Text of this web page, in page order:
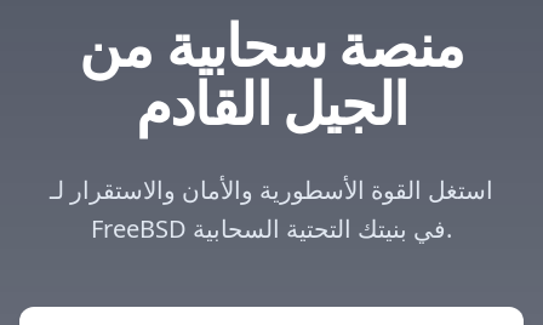
منصة سحابية من
الجيل القادم
استغل القوة الأسطورية والأمان والاستقرار لـ
FreeBSD في بنيتك التحتية السحابية.